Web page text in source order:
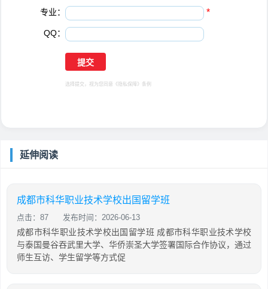
专业： *
QQ：
选择提交，视为您同意 《隐私保障》 条例
延伸阅读
成都市科华职业技术学校出国留学班
点击：87 发布时间：2026-06-13
成都市科华职业技术学校出国留学班 成都市科华职业技术学校
与泰国曼谷吞武里大学、华侨崇圣大学签署国际合作协议，通过
师生互访、学生留学等方式促